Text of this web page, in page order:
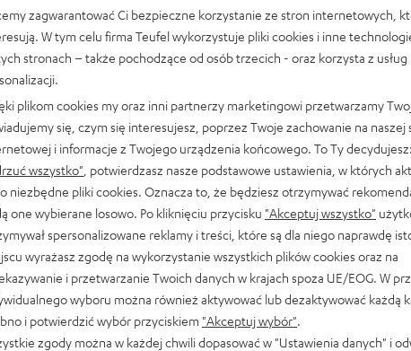
w Berlinie gwarantuje
300 m zapewnia głębokie basy
do pomieszczeń o powierzchni
i AAC, a także HDMI (ARC,
ULTIMA 20 (Mk4) z
na ścianie
z trybu czuwania, ustawienia
głośnikowy o długości 25 m i
zagwarantować Ci bezpieczne korzystanie ze stron internetowych,
W tym celu firma Teufel wykorzystuje pliki cookies i inne
stronach – także pochodzące od osób trzecich - oraz korzysta z usług
plikom cookies my oraz inni partnerzy marketingowi przetwarzamy
się, czym się interesujesz, poprzez Twoje zachowanie na naszej
i informacje z Twojego urządzenia końcowego. To Ty
wszystko" , potwierdzasz nasze podstawowe ustawienia, w których
niezbędne pliki cookies. Oznacza to, że będziesz otrzymywać
one wybierane losowo. Po kliknięciu przycisku "Akceptuj wszystko"
spersonalizowane reklamy i treści, które są dla niego naprawdę
wyrażasz zgodę na wykorzystanie wszystkich plików cookies oraz na
i przetwarzanie Twoich danych w krajach spoza UE/EOG. W
wyboru można również aktywować lub dezaktywować każdą
i potwierdzić wybór przyciskiem "Akceptuj wybór"
zgody można w każdej chwili dopasować w "Ustawienia danych" i